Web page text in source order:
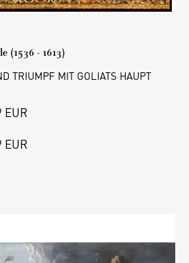
(1536 - 1613)
TRIUMPF MIT GOLIATS HAUPT
EUR
EUR